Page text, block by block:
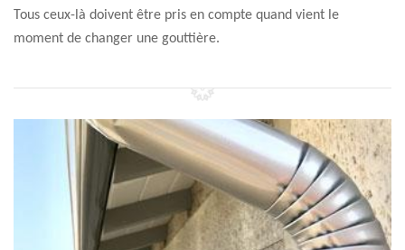
Tous ceux-là doivent être pris en compte quand vient le
moment de changer une gouttière.